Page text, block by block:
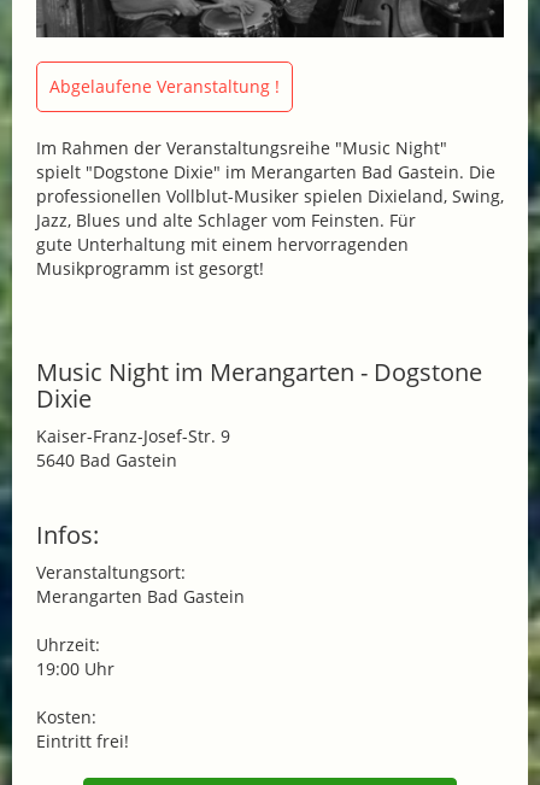
Abgelaufene Veranstaltung !
Im Rahmen der Veranstaltungsreihe "Music Night"
spielt "Dogstone Dixie" im Merangarten Bad Gastein. Die
professionellen Vollblut-Musiker spielen Dixieland, Swing,
Jazz, Blues und alte Schlager vom Feinsten. Für
gute Unterhaltung mit einem hervorragenden
Musikprogramm ist gesorgt!
Music Night im Merangarten - Dogstone
Dixie
Kaiser-Franz-Josef-Str. 9
5640 Bad Gastein
Infos:
Veranstaltungsort:
Merangarten Bad Gastein
Uhrzeit:
19:00 Uhr
Kosten:
Eintritt frei!